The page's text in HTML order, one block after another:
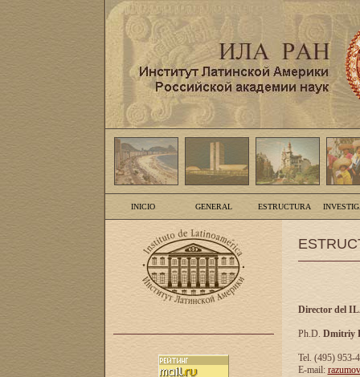
INICIO GENERAL ESTRUCTURA
Director del
Ph.D. Dmitriy
Tel. (495) 953-
E-mail: